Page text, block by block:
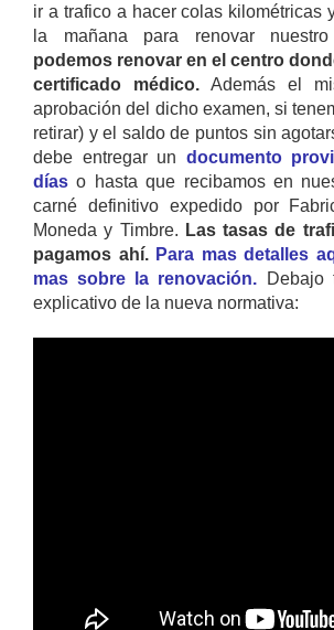
ir a trafico a hacer colas kilométricas
la mañana para renovar
podemos renovar en el centro
certificado médico. Además el
aprobación del dicho examen, si
retirar) y el saldo de puntos sin
debe entregar un documento
días o hasta que recibamos en
carné definitivo expedido por
Moneda y Timbre. Las tasas de
pagamos ahí. Para mas detalles
mas sobre la renovación. Debajo
explicativo de la nueva normativa: